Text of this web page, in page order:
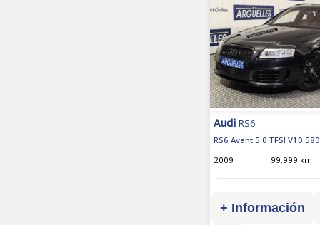
Audi RS6
RS6 Avant 5.0 TFSI V10
2009
99.999 km
+ Información